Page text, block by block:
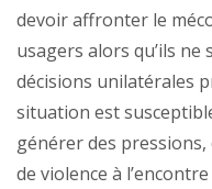
devoir affronter le
usagers alors qu’ils
décisions unilatérales
situation est
générer des
de violence à